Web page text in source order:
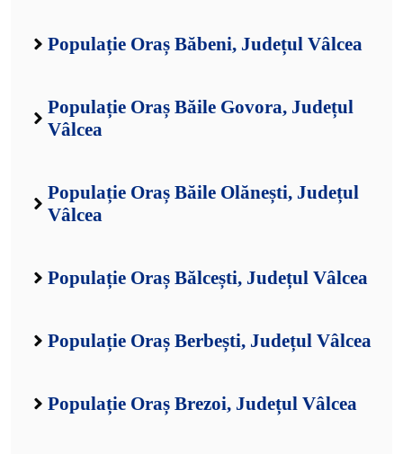
Populație Oraș Băbeni, Județul Vâlcea
Populație Oraș Băile Govora, Județul
Vâlcea
Populație Oraș Băile Olănești, Județul
Vâlcea
Populație Oraș Bălcești, Județul Vâlcea
Populație Oraș Berbești, Județul Vâlcea
Populație Oraș Brezoi, Județul Vâlcea